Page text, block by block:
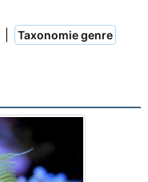
Taxonomie genre